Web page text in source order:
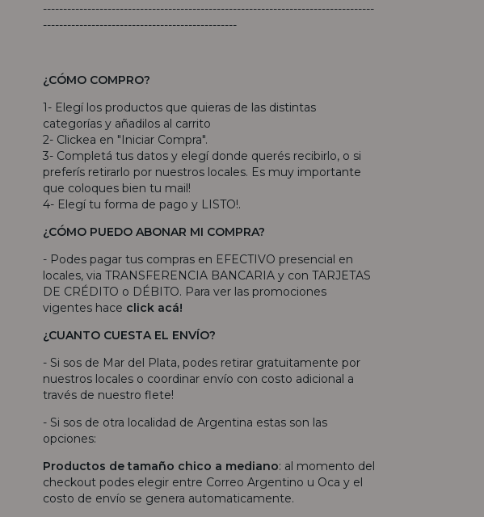
----------------------------------------------------------------------------------
------------------------------------------------
¿CÓMO COMPRO?
1- Elegí los productos que quieras de las distintas
categorías y añadilos al carrito
2- Clickea en "Iniciar Compra".
3- Completá tus datos y elegí donde querés recibirlo, o si
preferís retirarlo por nuestros locales. Es muy importante
que coloques bien tu mail!
4- Elegí tu forma de pago y LISTO!.
¿CÓMO PUEDO ABONAR MI COMPRA?
- Podes pagar tus compras en EFECTIVO presencial en
locales, via TRANSFERENCIA BANCARIA y con TARJETAS
DE CRÉDITO o DÉBITO. Para ver las promociones
vigentes hace click acá!
¿CUANTO CUESTA EL ENVÍO?
- Si sos de Mar del Plata, podes retirar gratuitamente por
nuestros locales o coordinar envío con costo adicional a
través de nuestro flete!
- Si sos de otra localidad de Argentina estas son las
opciones:
Productos de tamaño chico a mediano: al momento del
checkout podes elegir entre Correo Argentino u Oca y el
costo de envío se genera automaticamente.